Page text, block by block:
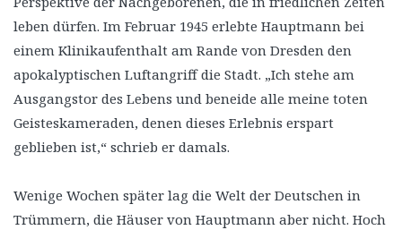
leben dürfen. Im Februar 1945 erlebte Hauptmann bei
einem Klinikaufenthalt am Rande von Dresden den
apokalyptischen Luftangriff die Stadt. „Ich stehe am
Ausgangstor des Lebens und beneide alle meine toten
Geisteskameraden, denen dieses Erlebnis erspart
geblieben ist,“ schrieb er damals.
Wenige Wochen später lag die Welt der Deutschen in
Trümmern, die Häuser von Hauptmann aber nicht. Hoch